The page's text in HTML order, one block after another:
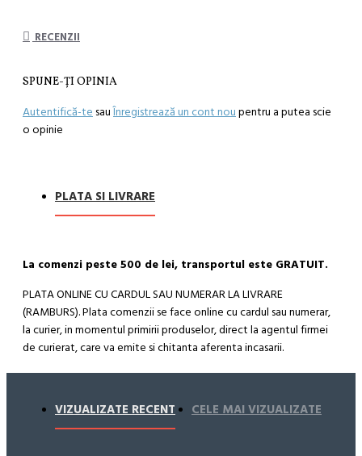
RECENZII
SPUNE-ŢI OPINIA
Autentifică-te sauÎnregistrează un cont nou pentru a putea scie
o opinie
PLATA SI LIVRARE
La comenzi peste 500 de lei, transportul este GRATUIT.
PLATA ONLINE CU CARDUL SAU NUMERAR LA LIVRARE
(RAMBURS). Plata comenzii se face online cu cardul sau numerar,
la curier, in momentul primirii produselor, direct la agentul firmei
de curierat, care va emite si chitanta aferenta incasarii.
Cum se face livrarea produselor:
Livrarea comenzii la adresa indicata de dvs. si este asigurata de
compania de curierat, care va livreaza comanda în decursul a 24-
VIZUALIZATE RECENT CELE MAI VIZUALIZATE